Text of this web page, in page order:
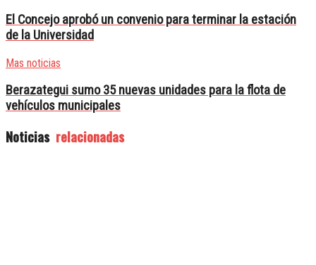
El Concejo aprobó un convenio para terminar la estación
de la Universidad
Mas noticias
Berazategui sumo 35 nuevas unidades para la flota de
vehículos municipales
Noticias relacionadas